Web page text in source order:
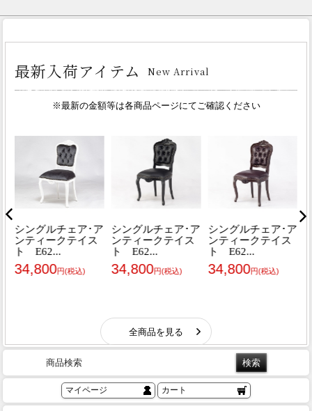
商品検索
マイページ カート